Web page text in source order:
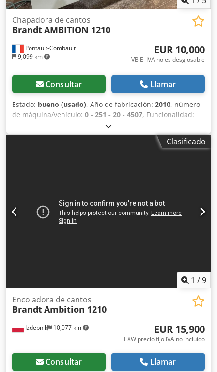
Pontault-Combault
9,099 km
Chapadora de cantos
BrandtAMBITION 1210
EUR 10,000
VB El IVA no es desglosable
Consultar Llamar
Estado: bueno (usado), Año de fabricación: 2010, número
de máquina/vehículo: 0 - 251 - 20 - 4507, Funcionalidad:
, Tras un cambio de actividad hacia
la madera maciza, esta máquina ha trabajado muy poco y
se encuentra en buen estado. Visible en el taller.Clasificado
1 /9
Izdebnik 10,077 km
Encoladora de cantos
BrandtAmbition 1210
EUR 15,900
EXW precio fijo IVA no incluído
Consultar Llamar